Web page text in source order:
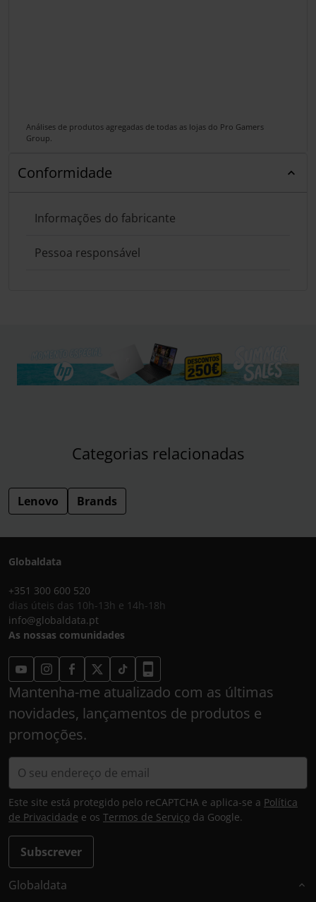
Análises de produtos agregadas de todas as lojas do Pro Gamers
Group.
Conformidade
Informações do fabricante
Pessoa responsável
Categorias relacionadas
Lenovo Brands
Globaldata
+351 300 600 520
dias úteis das 10h-13h e 14h-18h
info@globaldata.pt
As nossas comunidades
Mantenha-me atualizado com as últimas
novidades, lançamentos de produtos e
promoções.
Subscrever
Este site está protegido pelo reCAPTCHA e aplica-se a Política
de Privacidade e os Termos de Serviço da Google.
Globaldata